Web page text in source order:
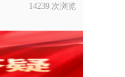
14239 次浏览